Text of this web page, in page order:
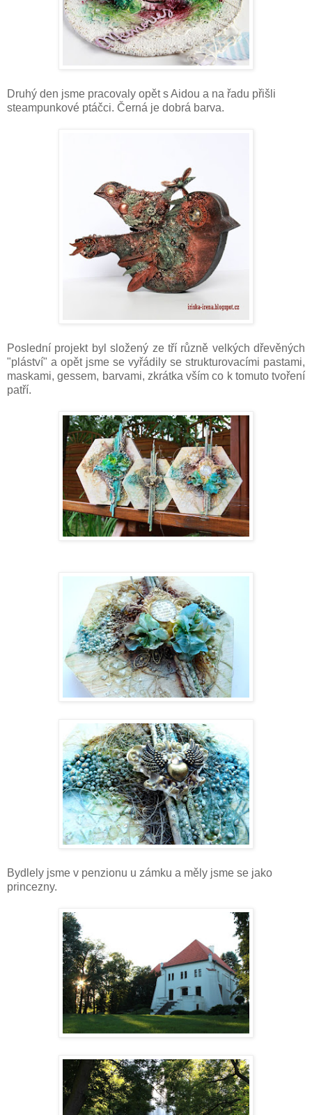
Druhý den jsme pracovaly opět s Aidou a na řadu přišli
steampunkové ptáčci. Černá je dobrá barva.
Poslední projekt byl složený ze tří různě velkých dřevěných
"pláství" a opět jsme se vyřádily se strukturovacími pastami,
maskami, gessem, barvami, zkrátka vším co k tomuto tvoření
patří.
Bydlely jsme v penzionu u zámku a měly jsme se jako
princezny.